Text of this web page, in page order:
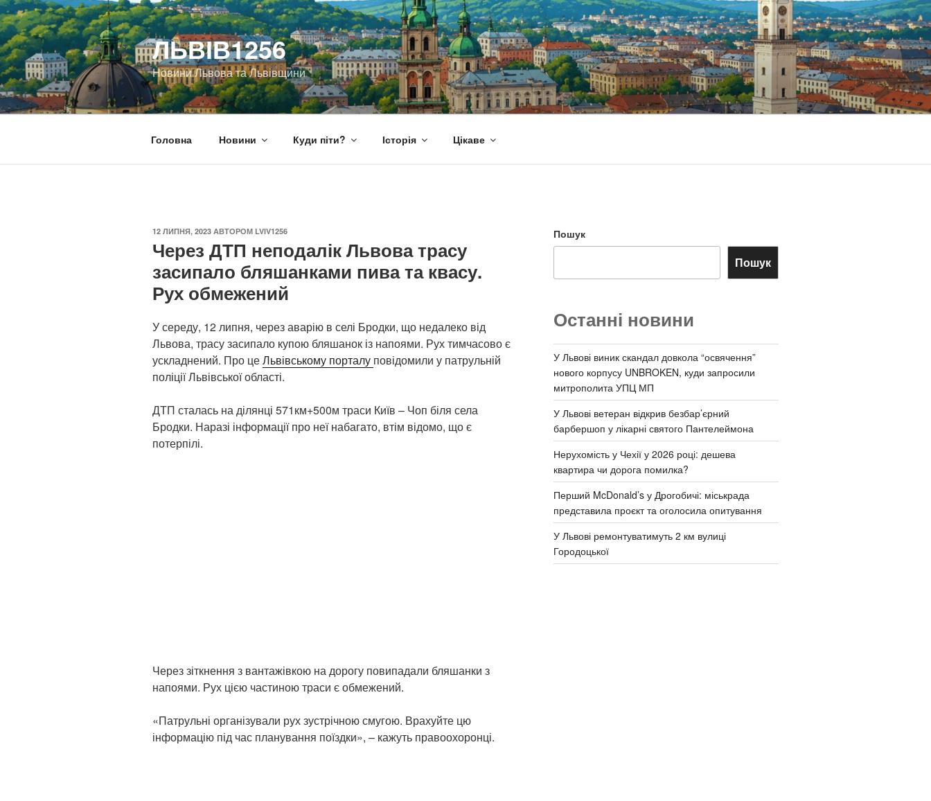
Перейти
до
вмісту
ЛЬВІВ1256
Новини Львова та Львівщини
Головна Новини Куди піти? Історія Цікаве
ОПУБЛІКОВАНО
12 ЛИПНЯ, 2023 АВТОРОМ LVIV1256
Через ДТП неподалік Львова трасу
засипало бляшанками пива та квасу.
Рух обмежений
У середу, 12 липня, через аварію в селі Бродки, що недалеко від
Львова, трасу засипало купою бляшанок із напоями. Рух тимчасово є
ускладнений. Про цеЛьвівському порталу повідомили у патрульній
поліції Львівської області.
ДТП сталась на ділянці 571км+500м траси Київ – Чоп біля села
Бродки. Наразі інформації про неї набагато, втім відомо, що є
потерпілі.
Через зіткнення з вантажівкою на дорогу повипадали бляшанки з
напоями. Рух цією частиною траси є обмежений.
«Патрульні організували рух зустрічною смугою. Врахуйте цю
інформацію під час планування поїздки», – кажуть правоохоронці.
Пошук
Пошук
Останні новини
У Львові виник скандал довкола “освячення”
нового корпусу UNBROKEN, куди запросили
митрополита УПЦ МП
У Львові ветеран відкрив безбар’єрний
барбершоп у лікарні святого Пантелеймона
Нерухомість у Чехії у 2026 році: дешева
квартира чи дорога помилка?
Перший McDonald’s у Дрогобичі: міськрада
представила проєкт та оголосила опитування
У Львові ремонтуватимуть 2 км вулиці
Городоцької